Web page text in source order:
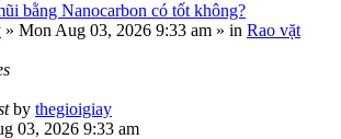
bằng Nanocarbon có tốt không?
» Mon Aug 03, 2026 9:33 am » in Rao vặt
by thegioigiay
03, 2026 9:33 am